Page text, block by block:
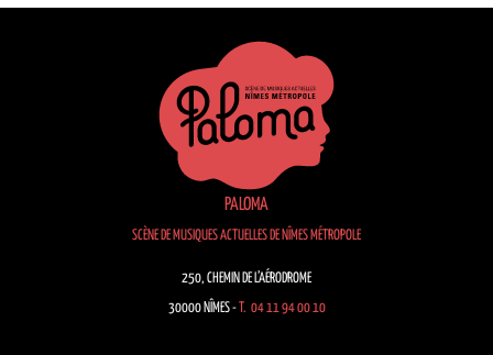
PALOMA
SCÈNE DE MUSIQUES ACTUELLES DE NÎMES MÉTROPOLE
250, CHEMIN DE L’AÉRODROME
30000 NÎMES -T. 04 11 94 00 10